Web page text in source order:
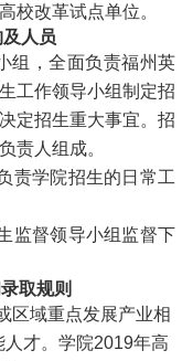
校改革试点单位。
人员
，全面负责福州英
工作领导小组制定招
定招生重大事宜。招
责人组成。
责学院招生的日常工
监督领导小组监督下
取规则
区域重点发展产业相
才。学院2019年高